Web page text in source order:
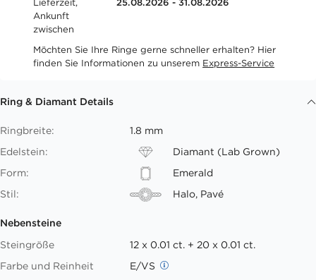
Lieferzeit,
Ankunft
zwischen
25.08.2026 - 31.08.2026
Möchten Sie Ihre Ringe gerne schneller erhalten? Hier
finden Sie Informationen zu unserem Express-Service
Ring & Diamant Details
Ringbreite:
1.8 mm
Edelstein:
Diamant (Lab Grown)
Form:
Emerald
Stil:
Halo, Pavé
Nebensteine
Steingröße
12 x 0.01 ct. + 20 x 0.01 ct.
Farbe und Reinheit
E/VS